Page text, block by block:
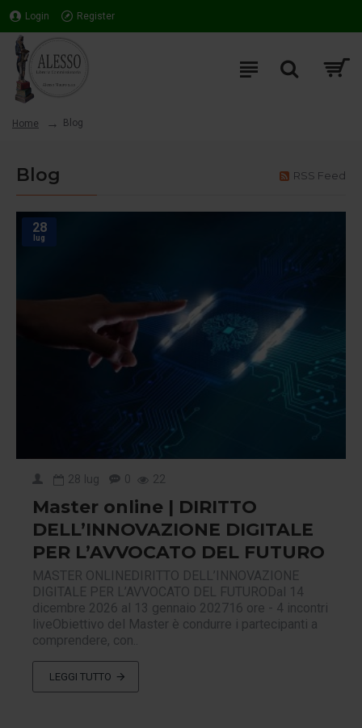
Login Register
Home Blog
Blog RSS Feed
28
lug
28 lug 0 22
Master online | DIRITTO
DELL’INNOVAZIONE DIGITALE
PER L’AVVOCATO DEL FUTURO
MASTER ONLINEDIRITTO DELL’INNOVAZIONE
DIGITALE PER L’AVVOCATO DEL FUTURODal 14
dicembre 2026 al 13 gennaio 202716 ore - 4 incontri
liveObiettivo del Master è condurre i partecipanti a
comprendere, con..
LEGGI TUTTO